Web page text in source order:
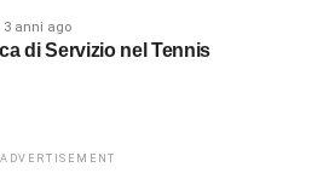
3 anni ago
di Servizio nel Tennis
ADVERTISEMENT